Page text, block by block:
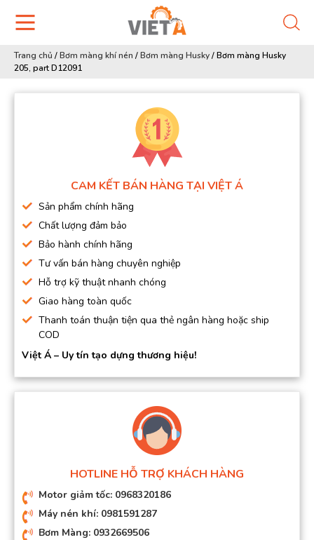
Trang chủ /Bơm màng khí nén /Bơm màng Husky/Bơm màng Husky
205, part D12091
CAM KẾT BÁN HÀNG TẠI VIỆT Á
Sản phẩm chính hãng
Chất lượng đảm bảo
Bảo hành chính hãng
Tư vấn bán hàng chuyên nghiệp
Hỗ trợ kỹ thuật nhanh chóng
Giao hàng toàn quốc
Thanh toán thuận tiện qua thẻ ngân hàng hoặc ship
COD
Việt Á – Uy tín tạo dựng thương hiệu!
HOTLINE HỖ TRỢ KHÁCH HÀNG
Motor giảm tốc: 0968320186
Máy nén khí: 0981591287
Bơm Màng: 0932669506